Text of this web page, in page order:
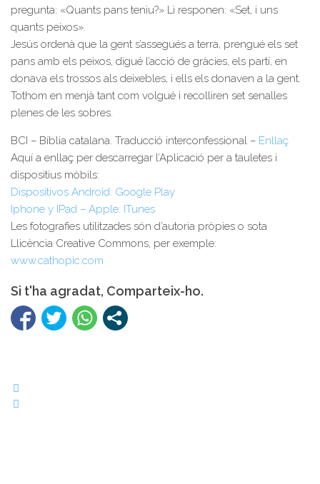
pregunta: «Quants pans teniu?» Li responen: «Set, i uns
quants peixos».
Jesús ordenà que la gent s’assegués a terra, prengué els set
pans amb els peixos, digué l’acció de gràcies, els partí, en
donava els trossos als deixebles, i ells els donaven a la gent.
Tothom en menjà tant com volgué i recolliren set senalles
plenes de les sobres.
BCI – Bíblia catalana. Traducció interconfessional – Enllaç
Aquí a enllaç per descarregar l’Aplicació per a tauletes i
dispositius mòbils:
Dispositivos Android: Google Play
Iphone y IPad – Apple: ITunes
Les fotografies utilitzades són d’autoria pròpies o sota
Llicència Creative Commons, per exemple:
www.cathopic.com
Si t'ha agradat, Comparteix-ho.